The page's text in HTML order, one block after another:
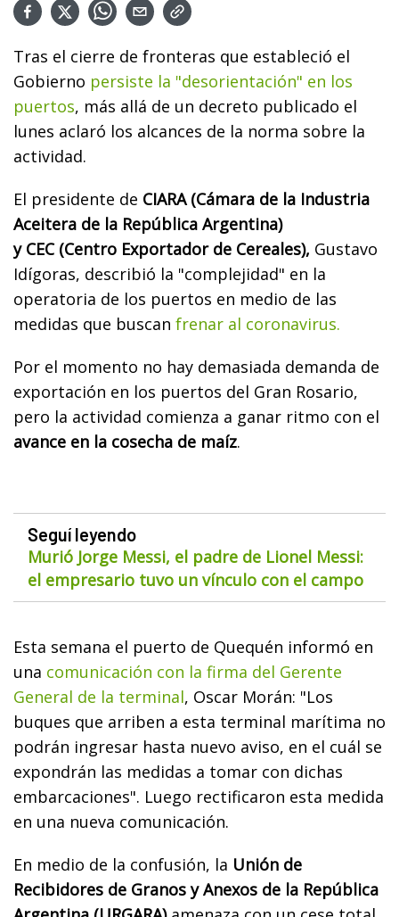
Tras el cierre de fronteras que estableció el
Gobierno persiste la "desorientación" en los
puertos, más allá de un decreto publicado el
lunes aclaró los alcances de la norma sobre la
actividad.
El presidente de CIARA (Cámara de la Industria
Aceitera de la República Argentina)
y CEC (Centro Exportador de Cereales), Gustavo
Idígoras, describió la "complejidad" en la
operatoria de los puertos en medio de las
medidas que buscan frenar al coronavirus.
Por el momento no hay demasiada demanda de
exportación en los puertos del Gran Rosario,
pero la actividad comienza a ganar ritmo con el
avance en la cosecha de maíz.
Seguí leyendo
Murió Jorge Messi, el padre de Lionel Messi:
el empresario tuvo un vínculo con el campo
Esta semana el puerto de Quequén informó en
una comunicación con la firma del Gerente
General de la terminal, Oscar Morán: "Los
buques que arriben a esta terminal marítima no
podrán ingresar hasta nuevo aviso, en el cuál se
expondrán las medidas a tomar con dichas
embarcaciones". Luego rectificaron esta medida
en una nueva comunicación.
En medio de la confusión, la Unión de
Recibidores de Granos y Anexos de la República